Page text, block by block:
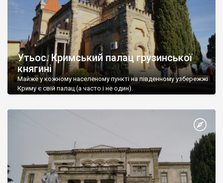
Утьос. Кримський палац грузинської
княгині
Майже у кожному населеному пункті на південному узбережжі
Криму є свій палац (а часто і не один).